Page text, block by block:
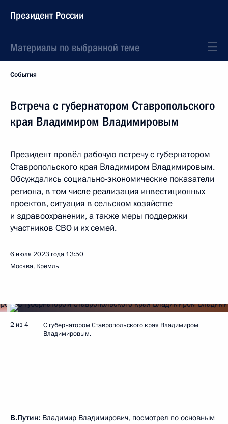
Президент России
Материалы по выбранной теме
События
Встреча с губернатором Ставропольского
края Владимиром Владимировым
Президент провёл рабочую встречу с губернатором
Ставропольского края Владимиром Владимировым.
Обсуждались социально-экономические показатели
региона, в том числе реализация инвестиционных
проектов, ситуация в сельском хозяйстве
и здравоохранении, а также меры поддержки
участников СВО и их семей.
6 июля 2023 года 13:50
Москва, Кремль
2 из 4
С губернатором Ставропольского края Владимиром
Владимировым.
В.Путин: Владимир Владимирович, посмотрел по основным